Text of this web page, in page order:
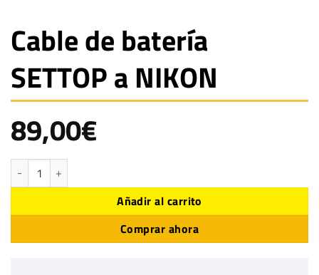
Cable de batería
SETTOP a NIKON
89,00€
Cable de batería SETTOP a NIKON cantidad
Añadir al carrito
Comprar ahora